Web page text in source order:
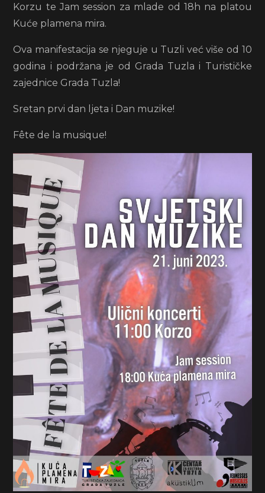
Korzu te Jam session za mlade od 18h na platou
Kuće plamena mira.
Ova manifestacija se njeguje u Tuzli već više od 10
godina i podržana je od Grada Tuzla i Turističke
zajednice Grada Tuzla!
Sretan prvi dan ljeta i Dan muzike!
Fête de la musique!